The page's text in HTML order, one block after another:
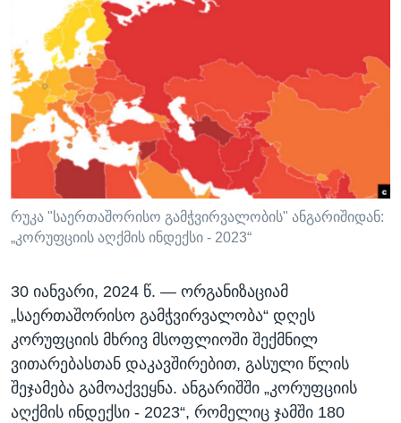
ᲡᲢᲣᲓᲘᲐ ᲕᲐᲨᲘᲜᲒᲢᲝᲜᲘ
ᲔᲙᲝᲜᲝᲛᲘᲙᲐ
ᲯᲐᲜᲛᲠᲗᲔᲚᲝᲑᲐ
ᲛᲔᲪᲜᲘᲔᲠᲔᲑᲐ
ᲘᲜᲢᲔᲠᲕᲘᲣ
ᲙᲣᲚᲢᲣᲠᲐ
ᲒᲐᲚᲘᲚᲔᲝ
ᲓᲔᲖᲘᲜᲤᲝᲠᲛᲐᲪᲘᲐ
Learning English
ᲗᲕᲐᲚᲘ ᲒᲕᲐᲓᲔᲕᲜᲔᲗ
ენები
რუკა "საერთაშორისო გამჭვირვალობის" ანგარიშიდან:
„კორუფციის აღქმის ინდექსი - 2023“
30 ᲘᲐᲜᲕᲐᲠᲘ, 2024 Წ. — ორგანიზაციამ
„საერთაშორისო გამჭვირვალობა“ დღეს
კორუფციის მხრივ მსოფლიოში შექმნილ
ვითარებასთან დაკავშირებით, გასული წლის
შეჯამება გამოაქვეყნა. ანგარიშში „კორუფციის
აღქმის ინდექსი - 2023“, რომელიც ჯამში 180